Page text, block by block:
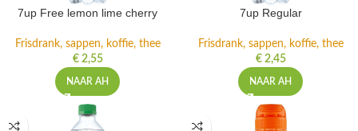
7up Free lemon lime cherry
Frisdrank, sappen, koffie, thee
€2,55
NAAR AH
7up Regular
Frisdrank, sappen, koffie, thee
€2,45
NAAR AH